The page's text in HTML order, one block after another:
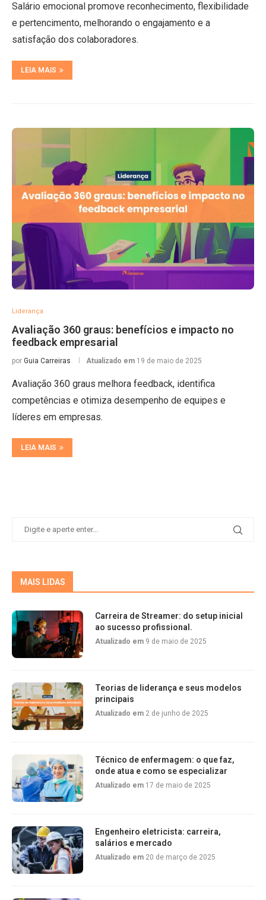
Salário emocional promove reconhecimento, flexibilidade
e pertencimento, melhorando o engajamento e a
satisfação dos colaboradores.
LEIA MAIS
Liderança
Avaliação 360 graus: benefícios e impacto no
feedback empresarial
por Guia Carreiras Atualizado em 19 de maio de 2025
Avaliação 360 graus melhora feedback, identifica
competências e otimiza desempenho de equipes e
líderes em empresas.
LEIA MAIS
MAIS LIDAS
Carreira de Streamer: do setup inicial
ao sucesso profissional.
Atualizado em 9 de maio de 2025
Teorias de liderança e seus modelos
principais
Atualizado em 2 de junho de 2025
Técnico de enfermagem: o que faz,
onde atua e como se especializar
Atualizado em 17 de maio de 2025
Engenheiro eletricista: carreira,
salários e mercado
Atualizado em 20 de março de 2025